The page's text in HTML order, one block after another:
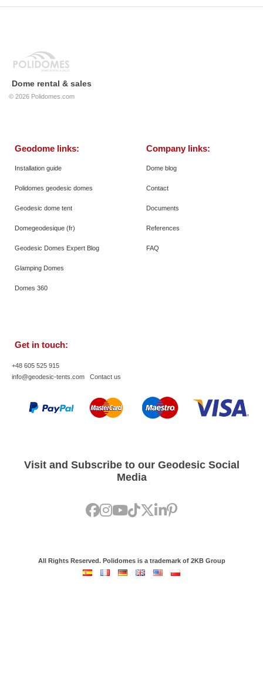
Dome rental & sales
© 2026 Polidomes.com
Geodome links:
Installation guide
Polidomes geodesic domes
Geodesic dome tent
Domegeodesique (fr)
Geodesic Domes Expert Blog
Glamping Domes
Domes 360
Company links:
Dome blog
Contact
Documents
References
FAQ
Get in touch:
+48 605 525 915
info@geodesic-tents.com
Contact us
Visit and Subscribe to our Geodesic Social
Media
All Rights Reserved. Polidomes is a trademark of 2KB Group